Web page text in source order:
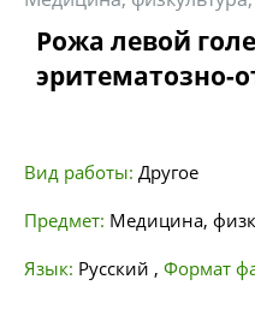
Рожа левой
эритематозно-
Вид работы: Другое
Предмет: Медицина,
Язык: Русский , Формат